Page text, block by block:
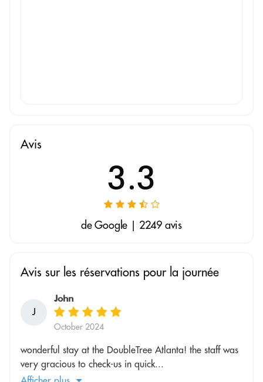
Avis
3.3
de Google | 2249 avis
Avis sur les réservations pour la journée
J
John
October 2024
wonderful stay at the DoubleTree Atlanta! the staff was
very gracious to check-us in quick...